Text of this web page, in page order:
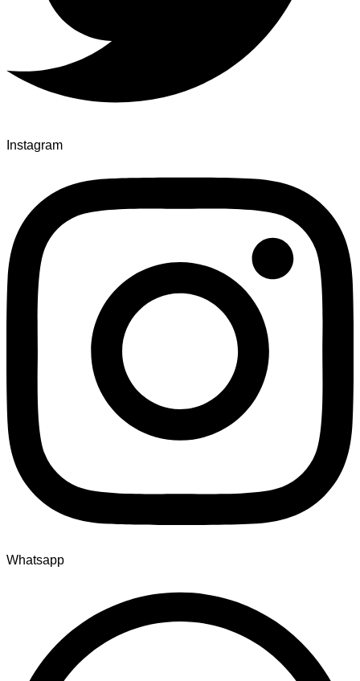
Instagram
Whatsapp